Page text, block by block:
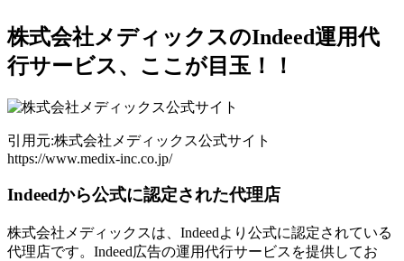
株式会社メディックスのIndeed運用代
行サービス、ここが目玉！！
引用元:株式会社メディックス公式サイト
https://www.medix-inc.co.jp/
Indeedから公式に認定された代理店
株式会社メディックスは、Indeedより公式に認定されている
代理店です。Indeed広告の運用代行サービスを提供してお